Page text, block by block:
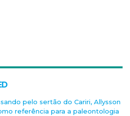
pelo sertão do Cariri, Allysson
referência para a paleontologia